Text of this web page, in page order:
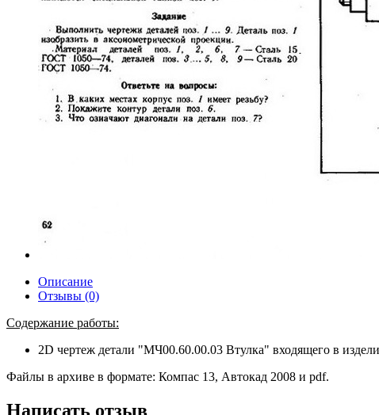
Описание
Отзывы (0)
Содержание работы:
2D чертеж детали "МЧ00.60.00.03 Втулка" входящего в
Файлы в архиве в формате: Компас 13, Автокад 2008 и pdf.
Написать отзыв